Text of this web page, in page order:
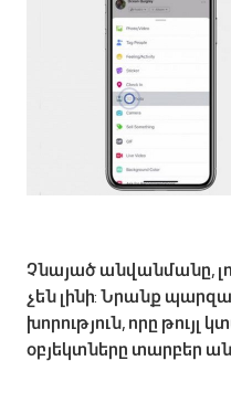
Չնայած անվանմանը,
չեն լինի: Նրանք
խորություն, որը թույլ
օբյեկտները տարբեր